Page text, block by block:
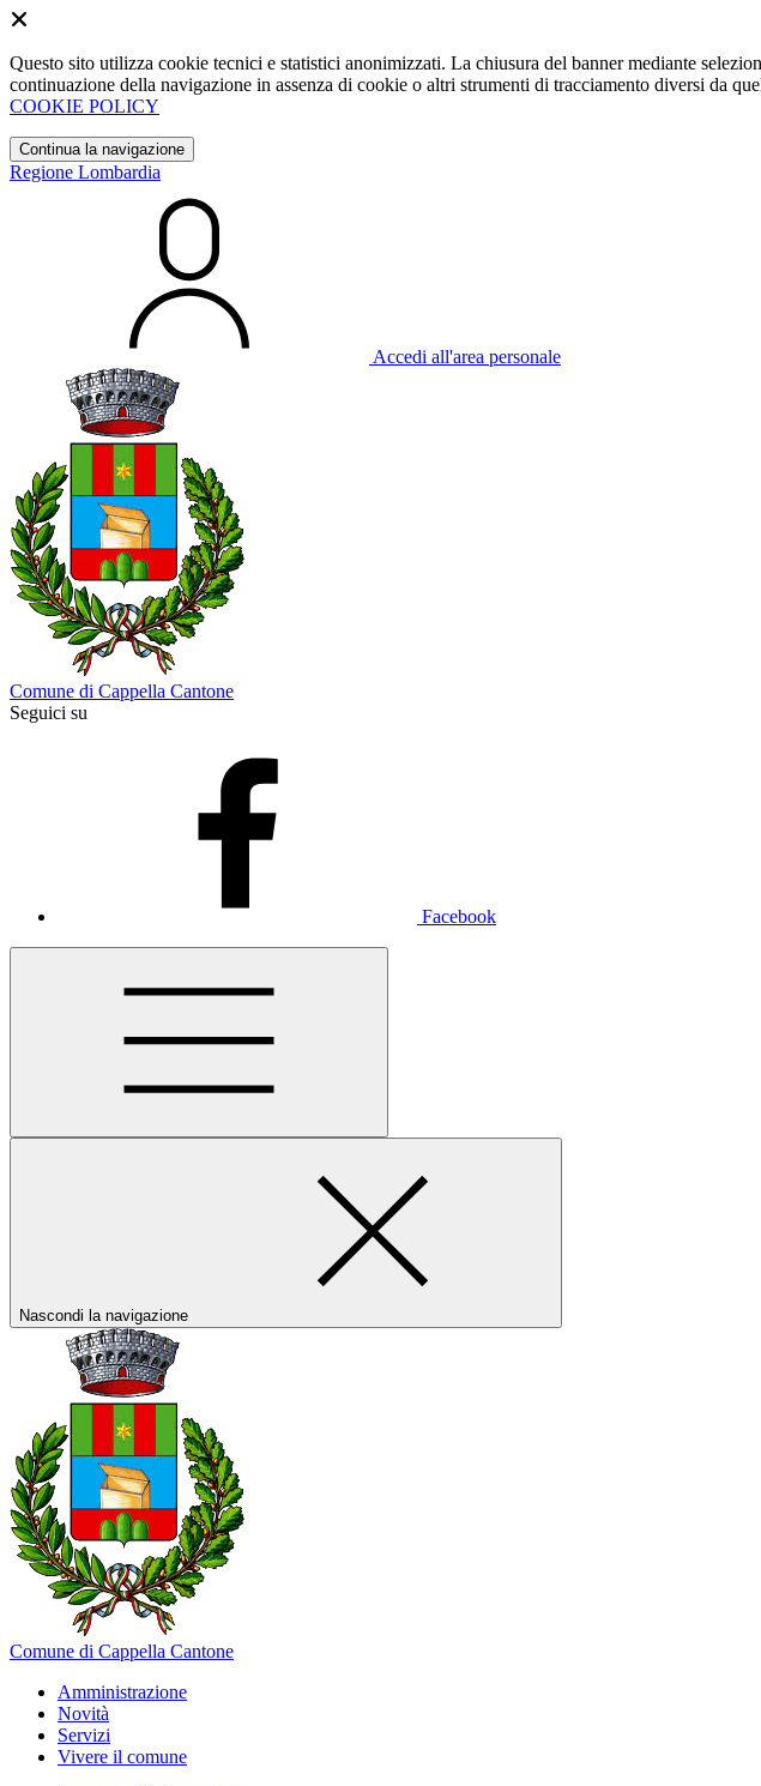
Questo sito utilizza cookie tecnici e statistici anonimizzati. La chiusura del banner mediante
continuazione della navigazione in assenza di cookie o altri strumenti di tracciamento diversi da
COOKIE POLICY
Continua la navigazione
Regione Lombardia
Accedi all'area personale
Comune di Cappella Cantone
Seguici su
Facebook
Nascondi la navigazione
Comune di Cappella Cantone
Amministrazione
Novità
Servizi
Vivere il comune